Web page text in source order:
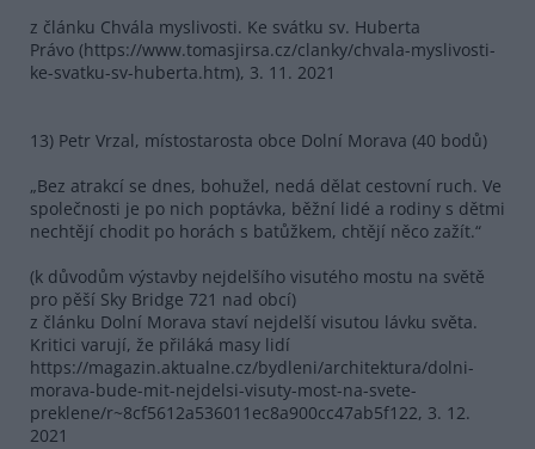
z článku Chvála myslivosti. Ke svátku sv. Huberta
Právo (https://www.tomasjirsa.cz/clanky/chvala-myslivosti-
ke-svatku-sv-huberta.htm), 3. 11. 2021
13) Petr Vrzal, místostarosta obce Dolní Morava (40 bodů)
„Bez atrakcí se dnes, bohužel, nedá dělat cestovní ruch. Ve
společnosti je po nich poptávka, běžní lidé a rodiny s dětmi
nechtějí chodit po horách s batůžkem, chtějí něco zažít.“
(k důvodům výstavby nejdelšího visutého mostu na světě
pro pěší Sky Bridge 721 nad obcí)
z článku Dolní Morava staví nejdelší visutou lávku světa.
Kritici varují, že přiláká masy lidí
https://magazin.aktualne.cz/bydleni/architektura/dolni-
morava-bude-mit-nejdelsi-visuty-most-na-svete-
preklene/r~8cf5612a536011ec8a900cc47ab5f122, 3. 12.
2021